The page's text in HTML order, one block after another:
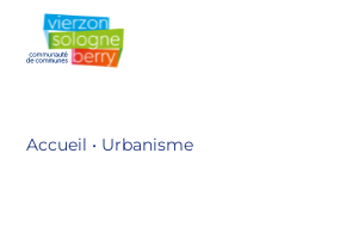
Aller
contenu
Accueil • Urbanisme